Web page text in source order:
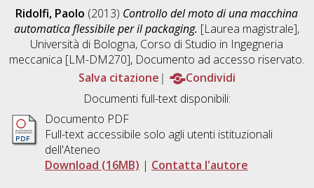
Ridolfi, Paolo (2013) Controllo del moto di una macchina
automatica flessibile per il packaging. [Laurea magistrale],
Università di Bologna, Corso di Studio in Ingegneria
meccanica [LM-DM270], Documento ad accesso riservato.
Salva citazione
Condividi
Documenti full-text disponibili:
Documento PDF
Full-text accessibile solo agli utenti istituzionali
dell'Ateneo
Download (16MB) | Contatta l'autore